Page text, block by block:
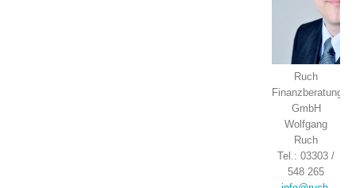
Ruch
Finanzberatung
GmbH
Wolfgang
Ruch
Tel.: 03303 /
548 265